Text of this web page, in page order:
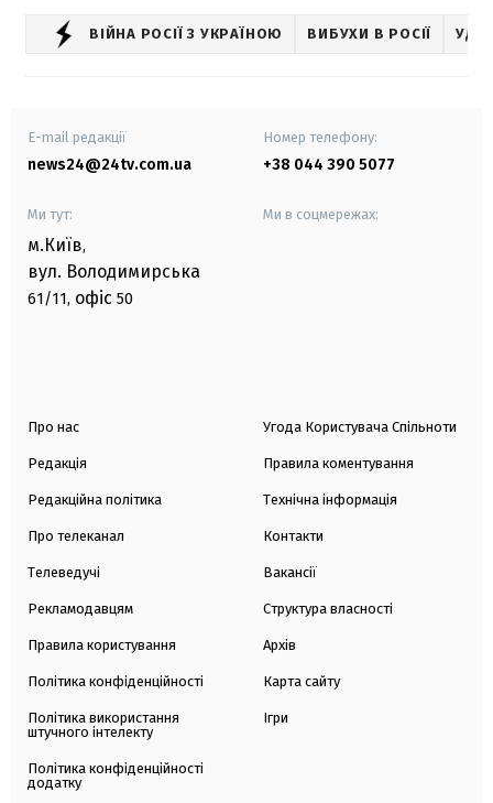
ВІЙНА РОСІЇ З УКРАЇНОЮ ВИБУХИ В РОСІЇ
E-mail редакції
news24@24tv.com.ua
Номер телефону:
+38 044 390 5077
Ми тут:
м.Київ,
вул. Володимирська
61/11, офіс 50
Ми в соцмережах:
Про нас
Редакція
Редакційна політика
Про телеканал
Телеведучі
Рекламодавцям
Правила користування
Політика конфіденційності
Політика використання
штучного інтелекту
Політика конфіденційності
додатку
Угода Користувача Спільноти
Правила коментування
Технічна інформація
Контакти
Вакансії
Структура власності
Архів
Карта сайту
Ігри